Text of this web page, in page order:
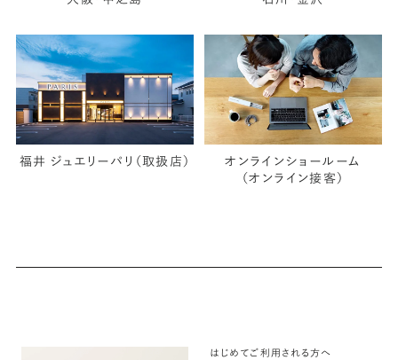
福井 ジュエリーパリ（取扱店）
オンラインショールーム
（オンライン接客）
はじめてご利用される方へ